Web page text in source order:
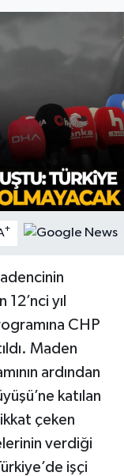
+
yıl
CHP
Maden
ardından
katılan
çeken
verdiği
işçi